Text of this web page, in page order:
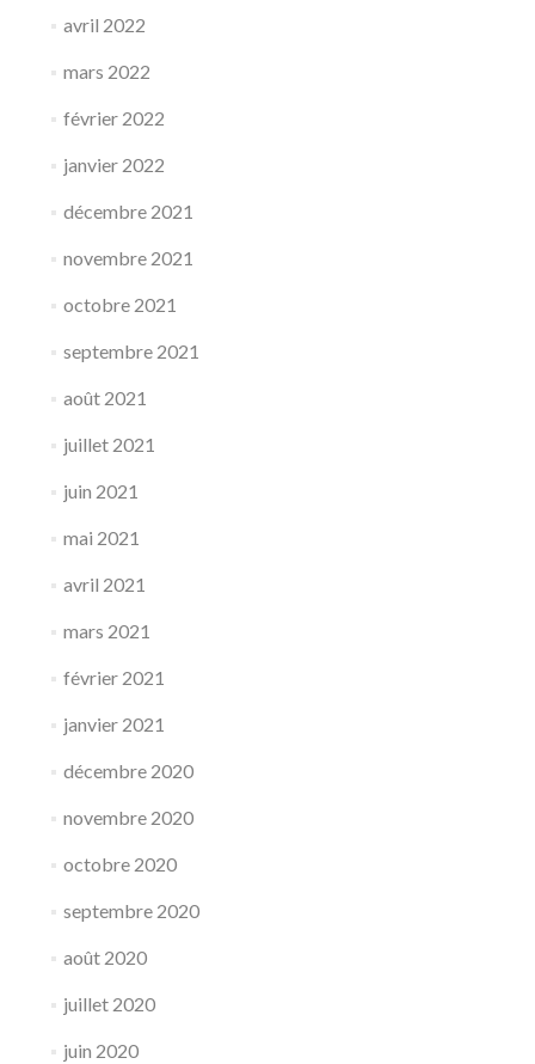
avril 2022
mars 2022
février 2022
janvier 2022
décembre 2021
novembre 2021
octobre 2021
septembre 2021
août 2021
juillet 2021
juin 2021
mai 2021
avril 2021
mars 2021
février 2021
janvier 2021
décembre 2020
novembre 2020
octobre 2020
septembre 2020
août 2020
juillet 2020
juin 2020